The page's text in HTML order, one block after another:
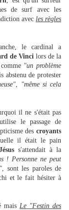
de surf avec les
avec les règles
le cardinal a
de Vinci lors de la
"un problème
abstenu de protester
, "même si cela
il ne s'était pas
le passage de
descroyants
il était le pain
s'attendait à la
! Personne ne peut
, sont les paroles de
et le fait hésiter à
maisLe "Festin des